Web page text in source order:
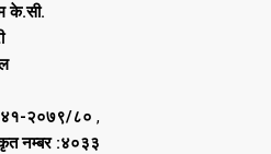
के.सी.
२०७९/८० ,
नम्बर :४०३३